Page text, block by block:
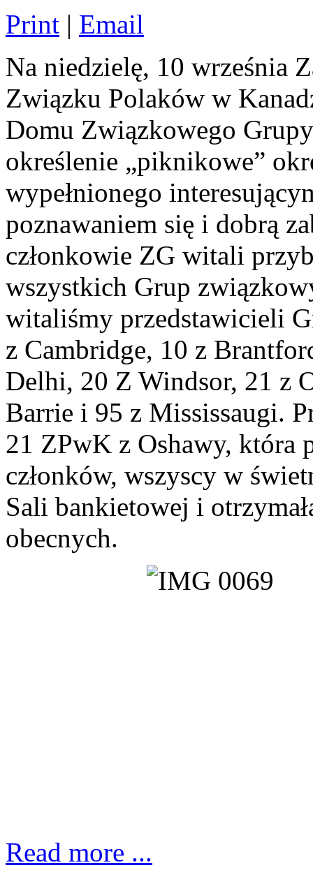
Print | Email
Na niedzielę, 10 września
Związku Polaków w
Domu Związkowego
określenie „piknikowe”
wypełnionego
poznawaniem się i dobrą
członkowie ZG witali
wszystkich Grup
witaliśmy przedstawicieli
z Cambridge, 10 z
Delhi, 20 Z Windsor, 21 z
Barrie i 95 z Mississaugi.
21 ZPwK z Oshawy, która
członków, wszyscy w
Sali bankietowej i
obecnych.
Read more ...